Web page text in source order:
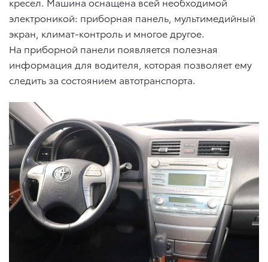
электроникой: приборная панель, мультимедийный
экран, климат-контроль и многое другое.
На приборной панели появляется полезная
информация для водителя, которая позволяет ему
следить за состоянием автотранспорта.